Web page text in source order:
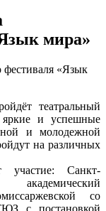
мира»
театральный
и успешные
и молодежной
на различных
Санкт-
академический
со
с постановкой